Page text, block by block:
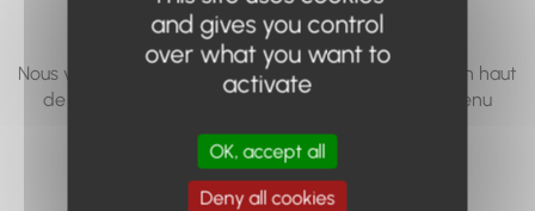
Nous vous invitons à utiliser le moteur de recherche en haut
de page, ou à utiliser le menu pour trouver le contenu
Retour à l'accueil
and gives you control
over what you want to
activate
OK, accept all
Deny all cookies